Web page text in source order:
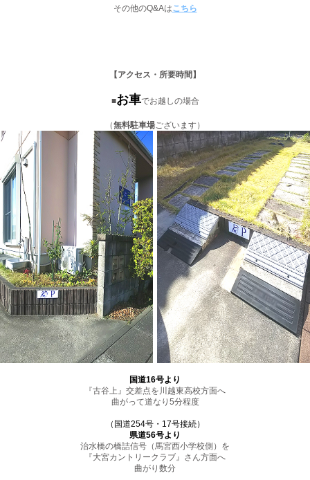
（ピンク・イエロー・シャンパン・グレー）
その他のQ&Aはこちら
【アクセス・所要時間】
■お車でお越しの場合
（無料駐車場ございます）
国道16号より
『古谷上』交差点を川越東高校方面へ
曲がって道なり5分程度
（国道254号・17号接続）
県道56号より
治水橋の橋詰信号（馬宮西小学校側）を
『大宮カントリークラブ』さん方面へ
曲がり数分